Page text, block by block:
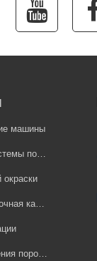
машины
покрытия
камера
покрытий